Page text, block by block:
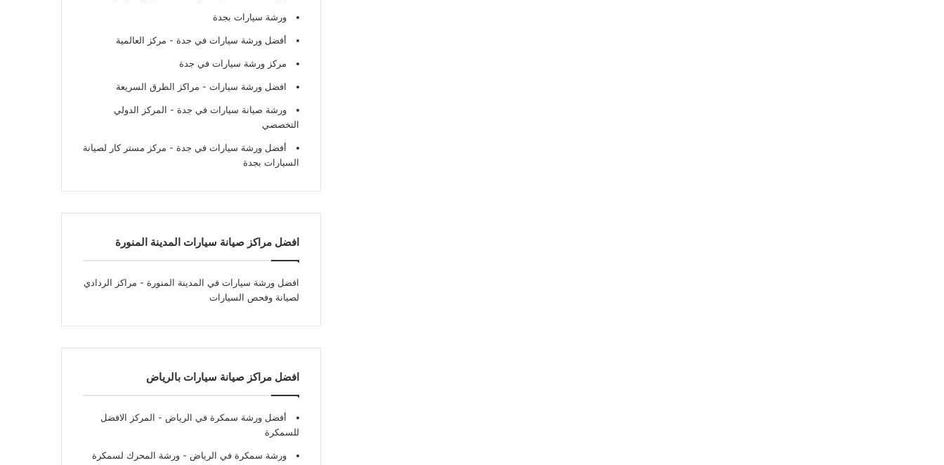
ورشة سيارات بجدة
أفضل ورشة سيارات في جدة - مركز العالمية
مركز ورشة سيارات في جدة
افضل ورشة سيارات - مراكز الطرق السريعة
ورشة صيانة سيارات في جدة - المركز الدولي
التخصصي
أفضل ورشة سيارات في جدة - مركز مستر كار لصيانة
السيارات بجدة
افضل مراكز صيانة سيارات المدينة المنورة
افضل ورشة سيارات في المدينة المنورة - مراكز الردادي
لصيانة وفحص السيارات
افضل مراكز صيانة سيارات بالرياض
أفضل ورشة سمكرة في الرياض - المركز الافضل
للسمكرة
ورشة سمكرة في الرياض - ورشة المحرك لسمكرة